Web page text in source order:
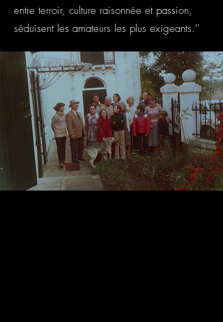
entre terroir, culture raisonnée et passion,
séduisent les amateurs les plus exigeants.''